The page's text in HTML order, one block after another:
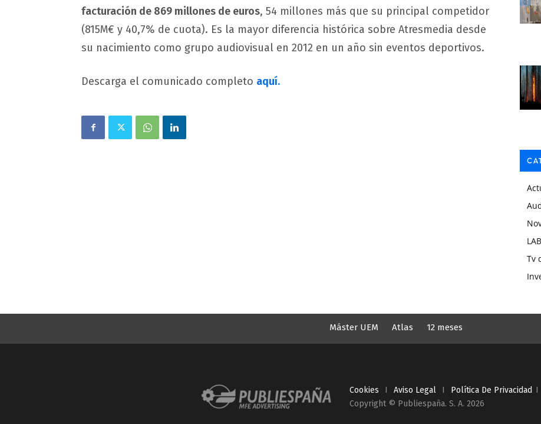
facturación de 869 millones de euros, 54 millones más que su principal competidor
(815M€ y 40,7% de cuota). Es la mayor diferencia histórica sobre Atresmedia desde
su nacimiento como grupo audiovisual en 2012 en un año sin eventos deportivos.
Descarga el comunicado completo aquí.
LAB
Tv
Máster UEM Atlas 12 meses
Cookies I Aviso Legal I Política De Privacidad I
Copyright © Publiespaña. S. A. 2026